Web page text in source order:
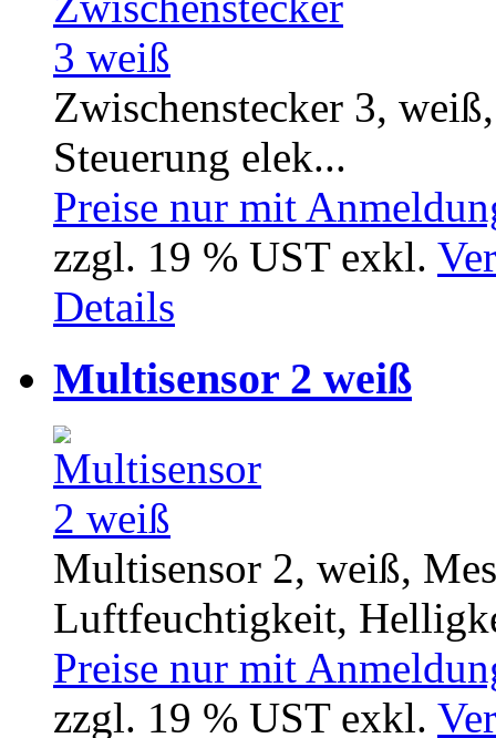
Zwischenstecker 3,
Steuerung elek...
Preise nur mit
zzgl. 19 % UST exkl.
Details
Multisensor 2 weiß
Multisensor 2, weiß,
Luftfeuchtigkeit,
Preise nur mit
zzgl. 19 % UST exkl.